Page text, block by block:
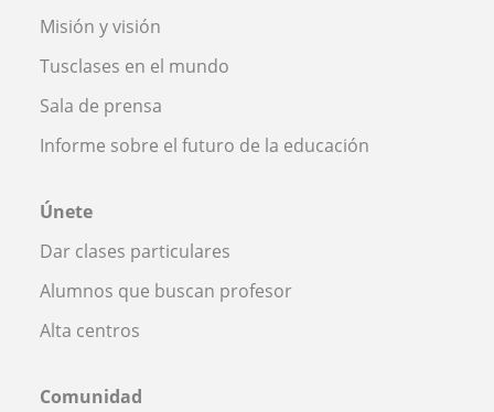
Misión y visión
Tusclases en el mundo
Sala de prensa
Informe sobre el futuro de la educación
Únete
Dar clases particulares
Alumnos que buscan profesor
Alta centros
Comunidad